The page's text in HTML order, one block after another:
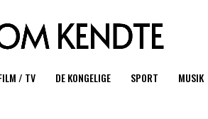
/ TV DE KONGELIGE SPORT MUSIK